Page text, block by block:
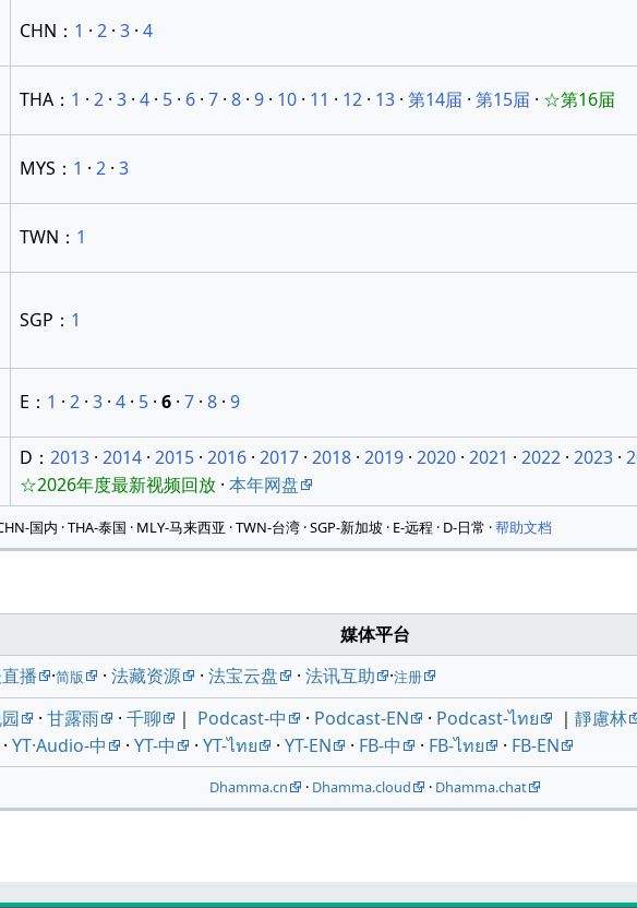
CHN： 1 · 2 · 3 · 4
THA： 1 · 2 · 3 · 4 · 5 · 6 · 7 · 8 · 9 · 10 · 11 · 12 · 13 · 第14届 · 第15届 · ☆第16届
MYS： 1 · 2 · 3
TWN： 1
SGP： 1
E： 1 · 2 · 3 · 4 · 5 · 6 · 7 · 8 · 9
D： 2013 · 2014 · 2015 · 2016 · 2017 · 2018 · 2019 · 2020 · 2021 · 2022 · 2023 ·
☆2026年度最新视频回放 · 本年网盘
国内 · THA-泰国 · MLY-马来西亚 · TWN-台湾 · SGP-新加坡 · E-远程 · D-日常 ·帮助文档
媒体平台
播
·简版 · 法藏资源 · 法宝云盘 · 法讯互助 ·注册
· 甘露雨 · 千聊 ｜ Podcast-中 · Podcast-EN · Podcast-ไทย ｜ 靜慮林
· YT·Audio-中 · YT-中 · YT-ไทย · YT-EN · FB-中 · FB-ไทย · FB-EN
Dhamma.cn · Dhamma.cloud · Dhamma.chat